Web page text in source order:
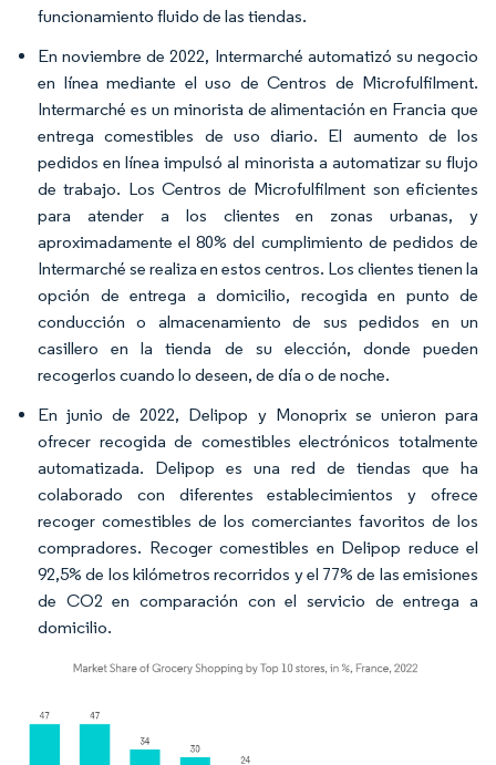
funcionamiento fluido de las tiendas.
En noviembre de 2022, Intermarché automatizó su negocio
en línea mediante el uso de Centros de Microfulfilment.
Intermarché es un minorista de alimentación en Francia que
entrega comestibles de uso diario. El aumento de los
pedidos en línea impulsó al minorista a automatizar su flujo
de trabajo. Los Centros de Microfulfilment son eficientes
para atender a los clientes en zonas urbanas, y
aproximadamente el 80% del cumplimiento de pedidos de
Intermarché se realiza en estos centros. Los clientes tienen la
opción de entrega a domicilio, recogida en punto de
conducción o almacenamiento de sus pedidos en un
casillero en la tienda de su elección, donde pueden
recogerlos cuando lo deseen, de día o de noche.
En junio de 2022, Delipop y Monoprix se unieron para
ofrecer recogida de comestibles electrónicos totalmente
automatizada. Delipop es una red de tiendas que ha
colaborado con diferentes establecimientos y ofrece
recoger comestibles de los comerciantes favoritos de los
compradores. Recoger comestibles en Delipop reduce el
92,5% de los kilómetros recorridos y el 77% de las emisiones
de CO2 en comparación con el servicio de entrega a
domicilio.